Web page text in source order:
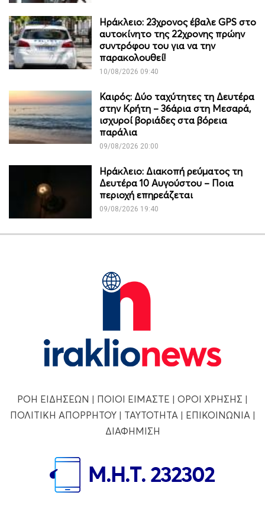
Ηράκλειο: 23χρονος έβαλε GPS στο
αυτοκίνητο της 22χρονης πρώην
συντρόφου του για να την
παρακολουθεί!
10/08/2026 09:40
Καιρός: Δύο ταχύτητες τη Δευτέρα
στην Κρήτη – 36άρια στη Μεσαρά,
ισχυροί βοριάδες στα βόρεια
παράλια
09/08/2026 20:00
Ηράκλειο: Διακοπή ρεύματος τη
Δευτέρα 10 Αυγούστου – Ποια
περιοχή επηρεάζεται
09/08/2026 19:40
ΡΟΗ ΕΙΔΗΣΕΩΝ | ΠΟΙΟΙ ΕΙΜΑΣΤΕ | ΟΡΟΙ ΧΡΗΣΗΣ |
ΠΟΛΙΤΙΚΗ ΑΠΟΡΡΗΤΟΥ| ΤΑΥΤΟΤΗΤΑ| ΕΠΙΚΟΙΝΩΝΙΑ|
ΔΙΑΦΗΜΙΣΗ